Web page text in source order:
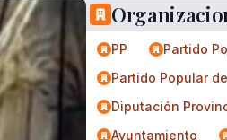
PP
Partido
Partido Popular
Diputación
Ayuntamiento